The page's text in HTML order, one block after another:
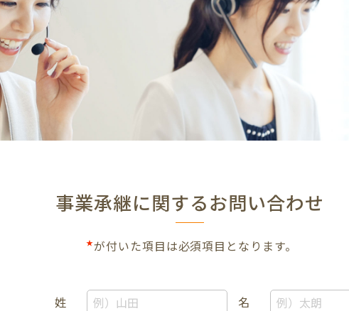
事業承継に関するお問い合わせ
★が付いた項目は必須項目となります。
姓 名